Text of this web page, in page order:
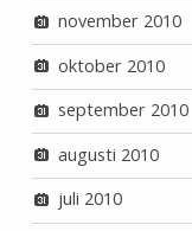
november 2010
oktober 2010
september 2010
augusti 2010
juli 2010